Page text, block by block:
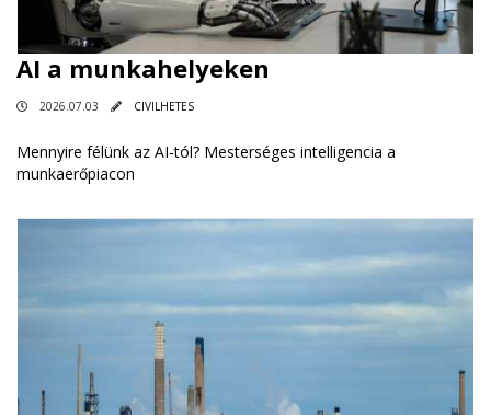
AI a munkahelyeken
2026.07.03 CIVILHETES
Mennyire félünk az AI-tól? Mesterséges intelligencia a
munkaerőpiacon